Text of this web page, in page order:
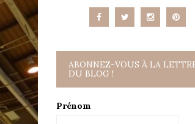
ABONNEZ-VOUS À LA
DU BLOG !
Prénom